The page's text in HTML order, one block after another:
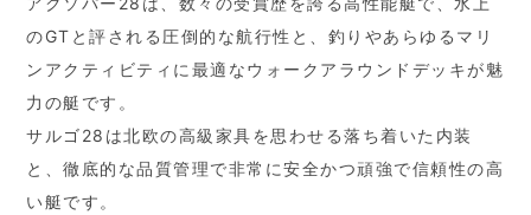
のGTと評される圧倒的な航行性と、釣りやあらゆるマリ
ンアクティビティに最適なウォークアラウンドデッキが魅
力の艇です。
サルゴ28は北欧の高級家具を思わせる落ち着いた内装
と、徹底的な品質管理で非常に安全かつ頑強で信頼性の高
い艇です。